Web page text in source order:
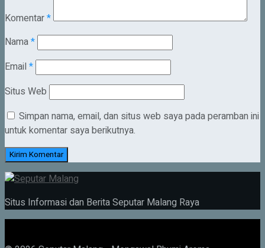
Komentar*
Nama*
Email *
Situs Web
Simpan nama, email, dan situs web saya pada peramban ini
untuk komentar saya berikutnya.
Situs Informasi dan Berita Seputar Malang Raya